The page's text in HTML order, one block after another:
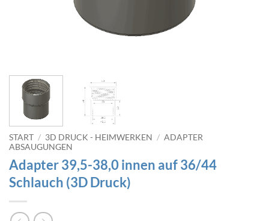
START / 3D DRUCK - HEIMWERKEN / ADAPTER
ABSAUGUNGEN
Adapter 39,5-38,0 innen auf 36/44
Schlauch (3D Druck)